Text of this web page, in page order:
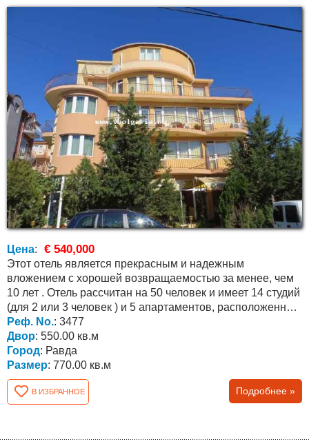
Цена: € 540,000
Этот отель является прекрасным и надежным
вложением с хорошей возвращаемостью за менее, чем
10 лет . Отель рассчитан на 50 человек и имеет 14 студий
(для 2 или 3 человек ) и 5 апартаментов, расположенных
на...
Реф. No.: 3477
Двор: 550.00 кв.м
Город: Равда
Размер: 770.00 кв.м
В ИЗБРАННОЕ Подробнее »